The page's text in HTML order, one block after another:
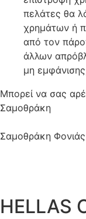
πελάτες θα
χρημάτων ή
από τον
άλλων
μη
Μπορεί να σας
Σαμοθράκη
Σαμοθράκη
HELLAS